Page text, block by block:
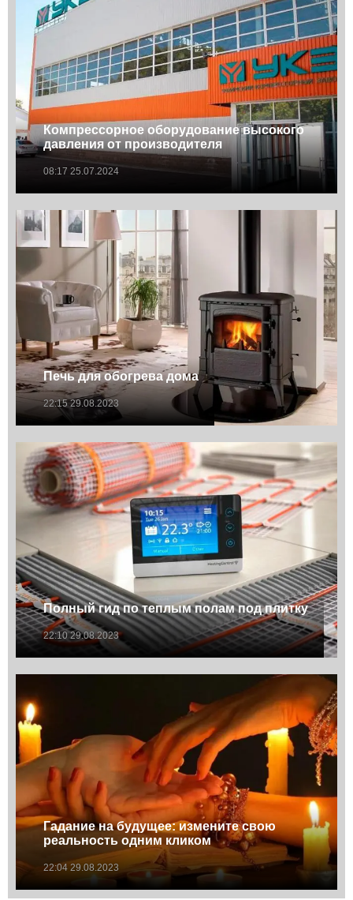
Компрессорное оборудование высокого
давления от производителя
08:17 25.07.2024
Печь для обогрева дома
22:15 29.08.2023
Полный гид по теплым полам под плитку
22:10 29.08.2023
Гадание на будущее: измените свою
реальность одним кликом
22:04 29.08.2023